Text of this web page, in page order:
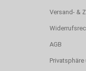
Versand- &
AGB